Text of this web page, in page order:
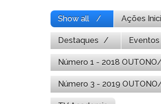
Show all Ações
Destaques Eventos
Número 1 - 2018
Número 3 - 2019